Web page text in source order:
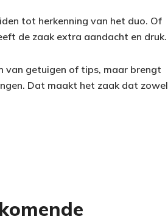
tot herkenning van het duo. Of
de zaak extra aandacht en druk.
van getuigen of tips, maar brengt
Dat maakt het zaak dat zowel